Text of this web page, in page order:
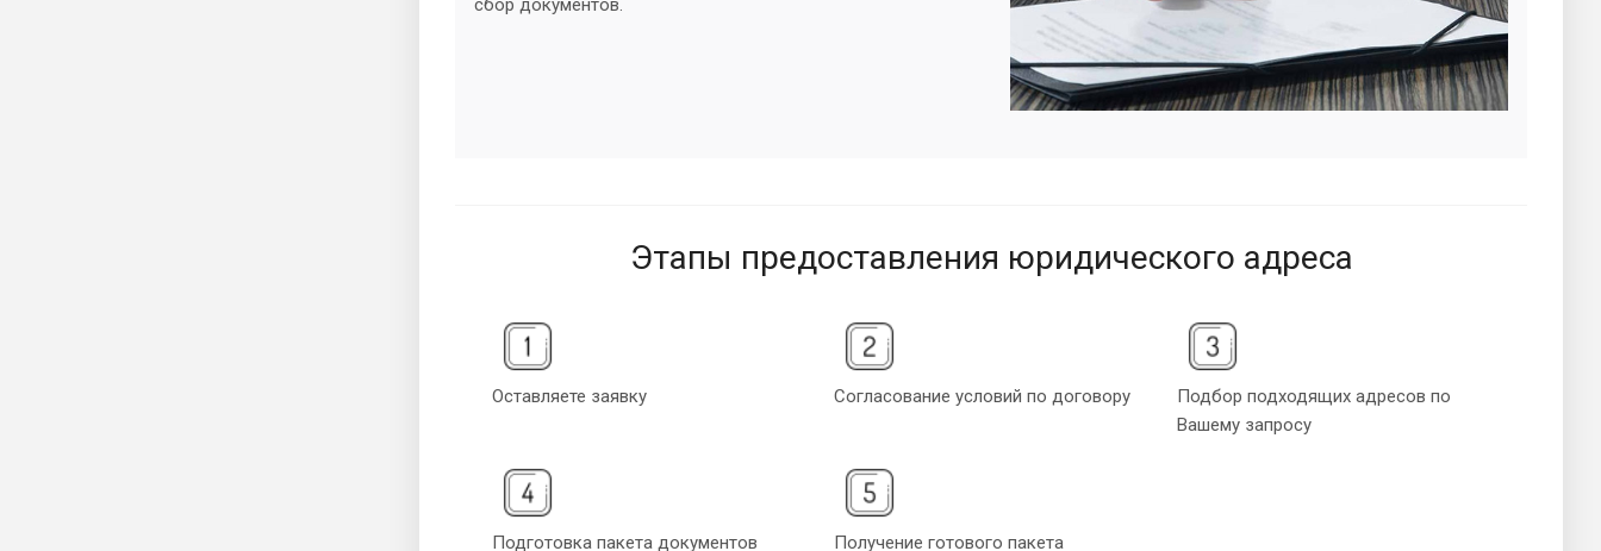
сбор документов.
Этапы предоставления юридического адреса
Оставляете заявку Согласование условий по договору
Подбор подходящих адресов по
Вашему запросу
Подготовка пакета документов Получение готового пакета